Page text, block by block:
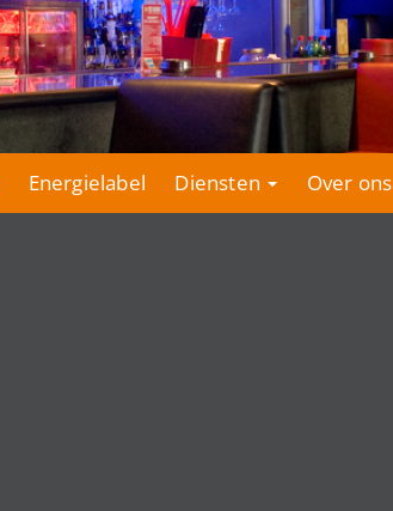
Energielabel Diensten Over ons